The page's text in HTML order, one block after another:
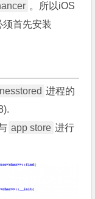
。所以iOS
须首先安装
进程的
app store 进行